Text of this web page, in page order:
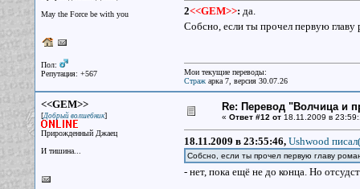
May the Force be with you
Пол:
Репутация: +567
2<<GEM>>: да.
Собсно, если ты прочел первую
Мои текущие переводы:
Стражарка 7, версия 30.07.26
<<GEM>>
[Добрый волшебник]
Прирожденный Джаец
И тишина...
Re: Перевод "Волчица и
« Ответ #12 от18.11.2009 в
18.11.2009 в 23:55:46, Ushwood
Собсно, если ты прочел первую главу
- нет, пока ещё не до конца. Но